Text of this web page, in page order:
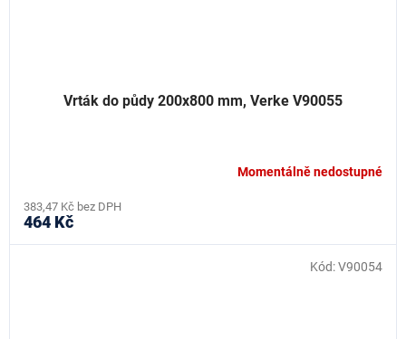
Vrták do půdy 200x800 mm, Verke V90055
Momentálně nedostupné
383,47 Kč bez DPH
464 Kč
Kód:V90054